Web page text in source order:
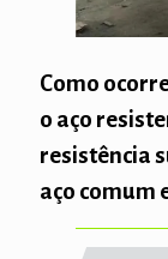
Como
o aço
resistência
aço comum